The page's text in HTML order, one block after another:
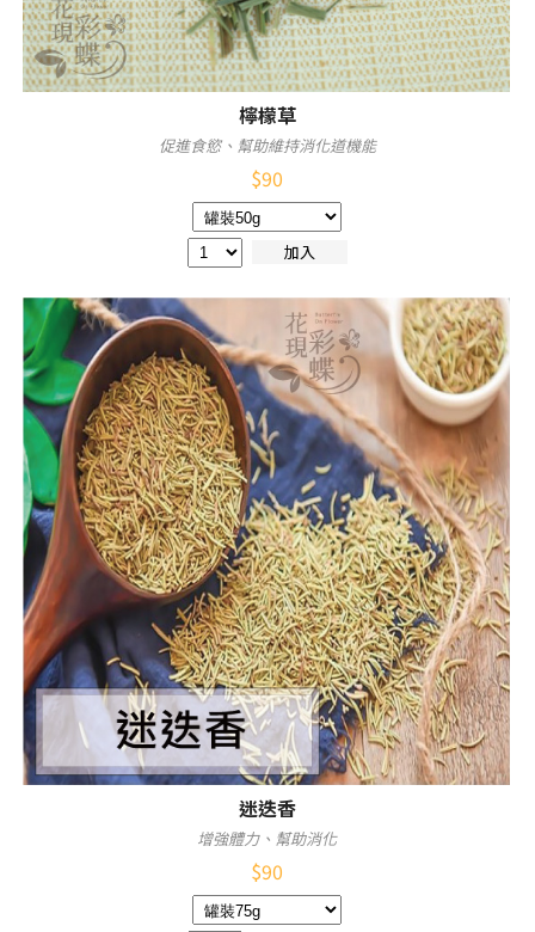
檸檬草
促進食慾、幫助維持消化道機能
$90
加入
迷迭香
增強體力、幫助消化
$90